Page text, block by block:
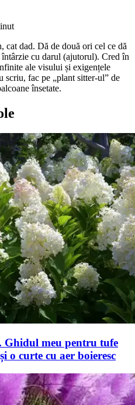
cat dad. Dă de două ori cel ce dă
cu darul (ajutorul). Cred în
ale visului și exigențele
scriu, fac pe „plant sitter-ul” de
însetate.
Ghidul meu pentru tufe
o curte cu aer boieresc